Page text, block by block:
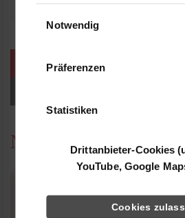
YouTube, Google Maps)
Daten zusammen, die Sie
haben oder die sie im
Notwendig
Präferenzen
Statistiken
Drittanbieter-Cookies
YouTube, Google
Cookies
weitere Veranstaltungen / Termine
News